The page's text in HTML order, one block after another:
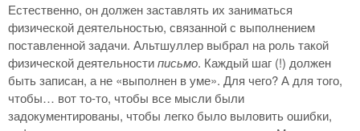
Естественно, он должен заставлять их заниматься
физической деятельностью, связанной с выполнением
поставленной задачи. Альтшуллер выбрал на роль такой
физической деятельностиписьмо. Каждый шаг (!) должен
быть записан, а не «выполнен в уме». Для чего? А для того,
чтобы… вот то-то, чтобы все мысли были
задокументированы, чтобы легко было выловить ошибки,